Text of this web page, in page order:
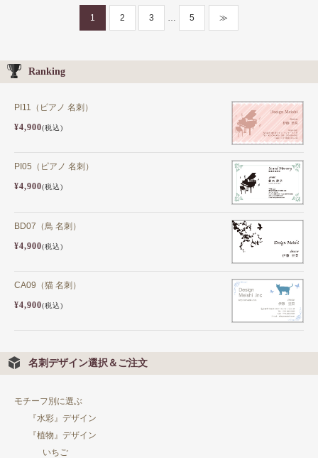
1 2 3 5 ≫
Ranking
PI11（ピアノ 名刺）
¥4,900(税込)
PI05（ピアノ 名刺）
¥4,900(税込)
BD07（鳥 名刺）
¥4,900(税込)
CA09（猫 名刺）
¥4,900(税込)
名刺デザイン選択＆ご注文
モチーフ別に選ぶ
『水彩』デザイン
『植物』デザイン
いちご